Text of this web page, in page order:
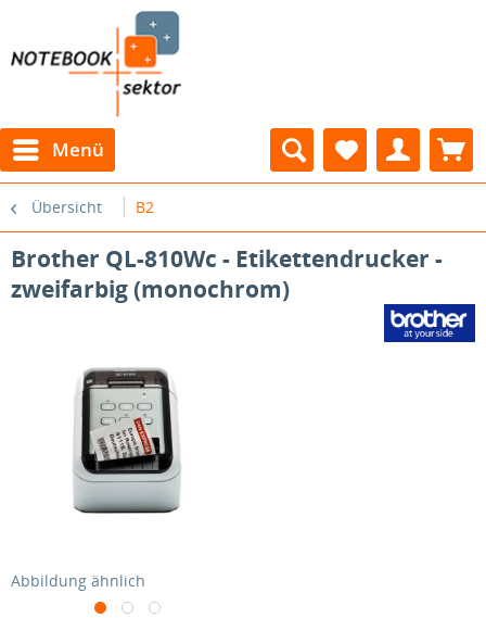
Menü
Übersicht B2
Brother QL-810Wc - Etikettendrucker -
zweifarbig (monochrom)
Abbildung ähnlich